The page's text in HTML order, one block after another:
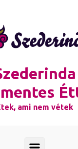
ami nem vétek